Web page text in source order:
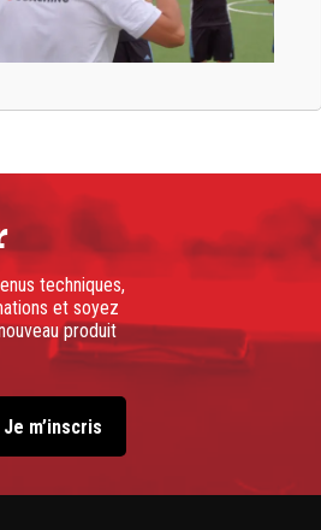
techniques,
et soyez
produit